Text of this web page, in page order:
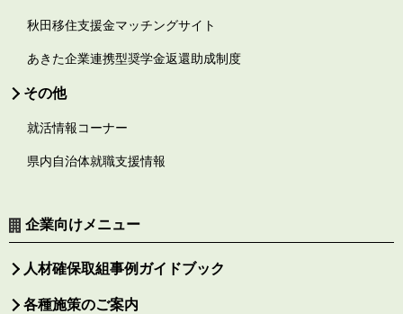
秋田移住支援金マッチングサイト
あきた企業連携型奨学金返還助成制度
その他
就活情報コーナー
県内自治体就職支援情報
企業向けメニュー
人材確保取組事例ガイドブック
各種施策のご案内